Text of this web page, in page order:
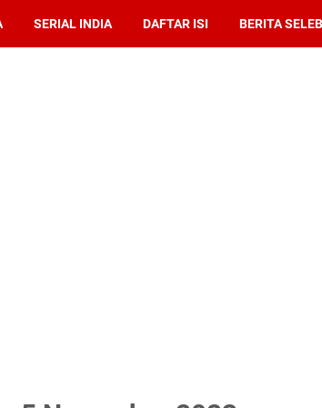
SERIAL INDIA DAFTAR ISI BERITA